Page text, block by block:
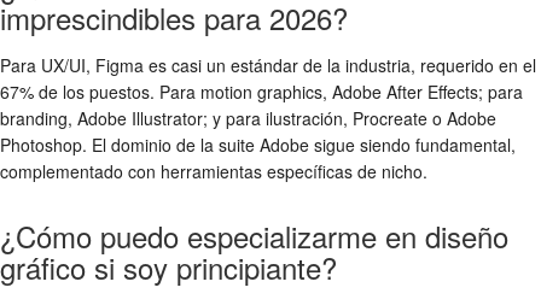
imprescindibles para 2026?
Para UX/UI, Figma es casi un estándar de la industria, requerido en el
67% de los puestos. Para motion graphics, Adobe After Effects; para
branding, Adobe Illustrator; y para ilustración, Procreate o Adobe
Photoshop. El dominio de la suite Adobe sigue siendo fundamental,
complementado con herramientas específicas de nicho.
¿Cómo puedo especializarme en diseño
gráfico si soy principiante?